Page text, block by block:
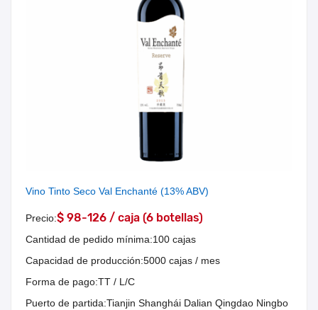
Vino Tinto Seco Val Enchanté (13% ABV)
Precio:$ 98-126 / caja (6 botellas)
Cantidad de pedido mínima:100 cajas
Capacidad de producción:5000 cajas / mes
Forma de pago:TT / L/C
Puerto de partida:Tianjin Shanghái Dalian Qingdao Ningbo